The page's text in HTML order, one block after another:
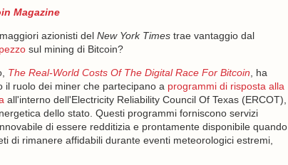
Magazine
azionisti del New York Timestrae vantaggio dal
sul mining di Bitcoin?
The Real-World Costs Of The Digital Race For Bitcoin , ha
il ruolo dei miner che partecipano a programmi di risposta alla
all'interno dell'Electricity Reliability Council Of Texas (ERCOT),
dello stato. Questi programmi forniscono servizi
di essere redditizia e prontamente disponibile quando
di rimanere affidabili durante eventi meteorologici estremi,